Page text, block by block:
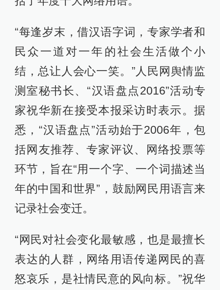
“每逢岁末，借汉语字词，专家学者和
民众一道对一年的社会生活做个小
结，总让人会心一笑。”人民网舆情监
测室秘书长、“汉语盘点2016”活动专
家祝华新在接受本报采访时表示。据
悉，“汉语盘点”活动始于2006年，包
括网友推荐、专家评议、网络投票等
环节，旨在“用一个字、一个词描述当
年的中国和世界”，鼓励网民用语言来
记录社会变迁。
“网民对社会变化最敏感，也是最擅长
表达的人群，网络用语传递网民的喜
怒哀乐，是社情民意的风向标。”祝华